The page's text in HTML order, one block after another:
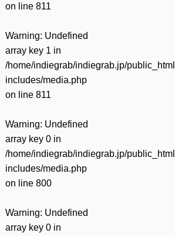
on line 811
Warning: Undefined
array key 1 in
/home/indiegrab/indiegrab.jp/
includes/media.php
on line 811
Warning: Undefined
array key 0 in
/home/indiegrab/indiegrab.jp/
includes/media.php
on line 800
Warning: Undefined
array key 0 in